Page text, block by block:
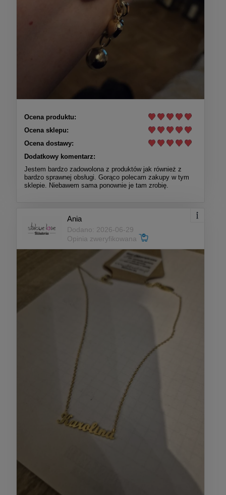
Ocena produktu:
Ocena sklepu:
Ocena dostawy:
Dodatkowy komentarz:
Jestem bardzo zadowolona z produktów jak również z
bardzo sprawnej obsługi. Gorąco polecam zakupy w tym
sklepie. Niebawem sama ponownie je tam zrobię.
Ania
Dodano: 2026-06-29
Opinia zweryfikowana